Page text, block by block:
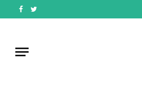
Facebook
Twitter